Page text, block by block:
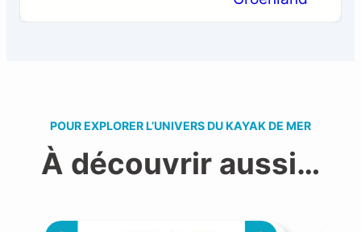
POUR EXPLORER L’UNIVERS DU KAYAK DE MER
À découvrir aussi…